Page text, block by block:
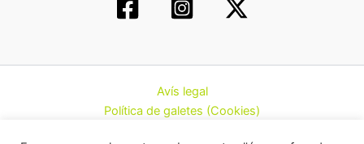
Avís legal
Política de galetes (Cookies)